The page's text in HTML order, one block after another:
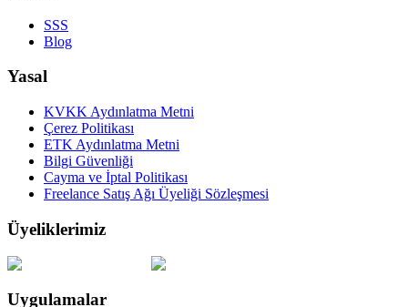
SSS
Blog
Yasal
KVKK Aydınlatma Metni
Çerez Politikası
ETK Aydınlatma Metni
Bilgi Güvenliği
Cayma ve İptal Politikası
Freelance Satış Ağı Üyeliği Sözleşmesi
Üyeliklerimiz
Uygulamalar